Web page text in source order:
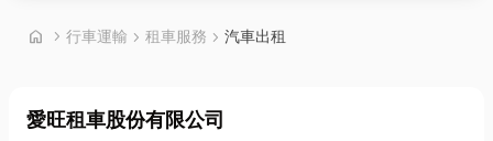
home chevron_right 首頁
行車運輸 chevron_right 租車服務 chevron_right 汽車出租
愛旺租車股份有限公司